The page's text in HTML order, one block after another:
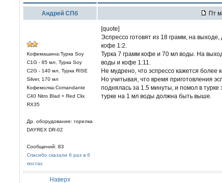
Андрей СПб Пт
Кофемашина:Турка Soy
C1G - 85 мл, Турка Soy
C2G - 140 мл, Турка RISE
Silver, 170 мл
Кофемолка:Comandante
C40 Nitro Blad + Red Clix
RX35
Др. оборудование: горелка
DAYREX DR-02
Сообщений: 83
Спасибо сказали 6 раз в 6
постах
[quote]
Эспрессо готовят из 18 грамм, на
кофе 1:2.
Турка 7 грамм кофе и 70 мл воды. На
воды и кофе 1:11.
Не мудрено, что эспрессо кажется более
Но учитывая, что время приготовления
поднялась за 1.5 минуты, и помол в
турке на 1 мл воды должна быть выше.
Наверх